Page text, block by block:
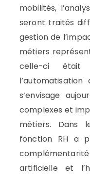
mobilités,
seront traités
gestion de
métiers
celle-ci était
s’envisage
complexes et
métiers. Dans
fonction RH a
artificielle et